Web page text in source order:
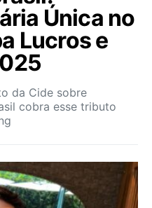
Única no
Lucros e
da Cide sobre
cobra esse tributo